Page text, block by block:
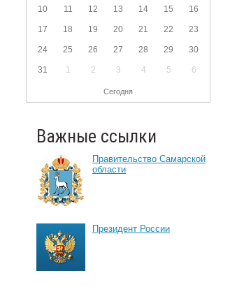
10 11 12 13 14 15 16
17 18 19 20 21 22 23
24 25 26 27 28 29 30
31 1 2 3 4 5 6
Сегодня
Важные ссылки
Правительство Самарской
области
Президент России